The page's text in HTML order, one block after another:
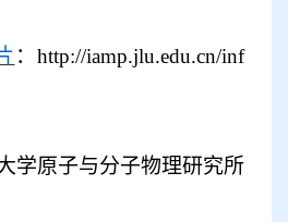
： http://iamp.jlu.edu.cn/inf
学原子与分子物理研究所